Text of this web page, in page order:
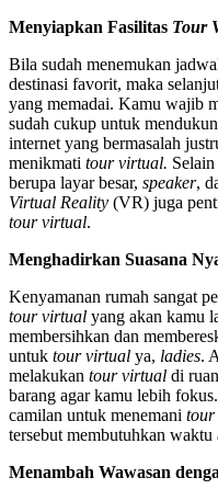
Menyiapkan Fasilitas Tour
Bila sudah menemukan
destinasi favorit, maka
yang memadai. Kamu wajib
sudah cukup untuk
internet yang bermasalah
menikmati tour virtual.
berupa layar besar, speaker,
Virtual Reality (VR) juga
tour virtual.
Menghadirkan Suasana
Kenyamanan rumah sangat
tour virtual yang akan kamu
membersihkan dan
untuk tour virtual ya, ladies.
melakukan tour virtual di
barang agar kamu lebih
camilan untuk menemani
tersebut membutuhkan
Menambah Wawasan